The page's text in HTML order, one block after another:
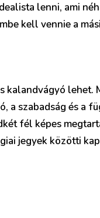
lenni, ami
kell vennie a
kalandvágyó lehet.
a szabadság és a
fél képes
jegyek közötti